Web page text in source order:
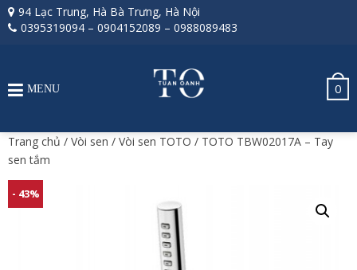
94 Lạc Trung, Hà Bà Trưng, Hà Nội
0395319094 – 0904152089 – 0988089483
0
MENU
Trang chủ / Vòi sen / Vòi sen TOTO / TOTO TBW02017A – Tay
sen tắm
- 43%